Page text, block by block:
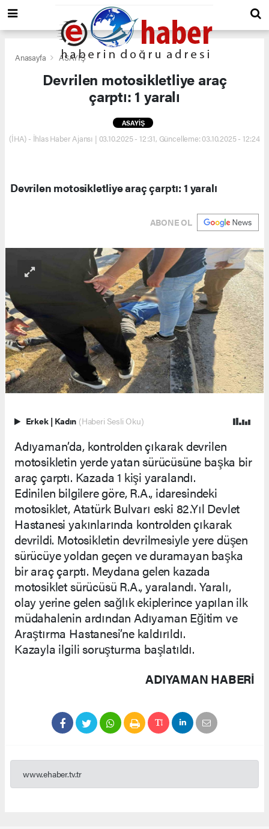
Anasayfa ASAYİŞ
Devrilen motosikletliye araç
çarptı: 1 yaralı
ASAYİŞ
(İHA) - İhlas Haber Ajansı | 03.10.2025 - 12:31, Güncelleme: 03.10.2025 - 12:24
Devrilen motosikletliye araç çarptı: 1 yaralı
ABONE OL
Erkek | Kadın (Haberi Sesli Oku)
Adıyaman’da, kontrolden çıkarak devrilen
motosikletin yerde yatan sürücüsüne başka bir
araç çarptı. Kazada 1 kişi yaralandı.
Edinilen bilgilere göre, R.A., idaresindeki
motosiklet, Atatürk Bulvarı eski 82.Yıl Devlet
Hastanesi yakınlarında kontrolden çıkarak
devrildi. Motosikletin devrilmesiyle yere düşen
sürücüye yoldan geçen ve duramayan başka
bir araç çarptı. Meydana gelen kazada
motosiklet sürücüsü R.A., yaralandı. Yaralı,
olay yerine gelen sağlık ekiplerince yapılan ilk
müdahalenin ardından Adıyaman Eğitim ve
Araştırma Hastanesi’ne kaldırıldı.
Kazayla ilgili soruşturma başlatıldı.
ADIYAMAN HABERİ
www.ehaber.tv.tr